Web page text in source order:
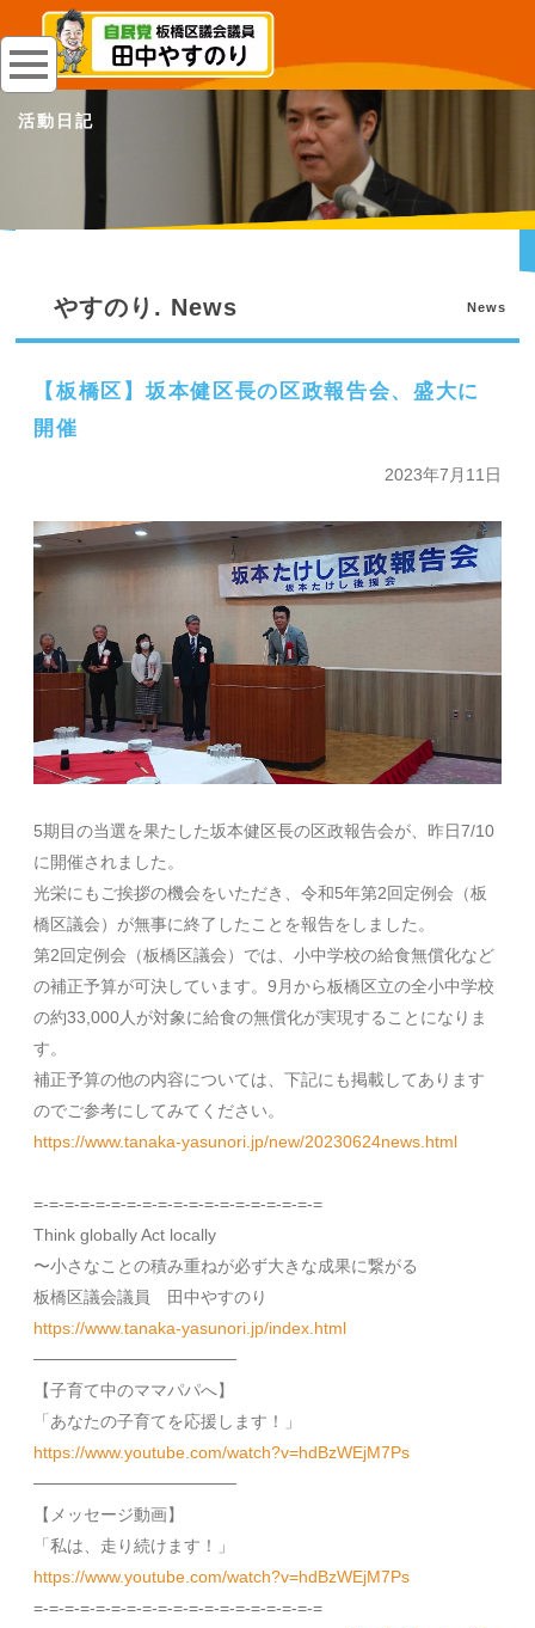
活動日記
やすのり. News News
【板橋区】坂本健区長の区政報告会、盛大に
開催
2023年7月11日
5期目の当選を果たした坂本健区長の区政報告会が、昨日7/10
に開催されました。
光栄にもご挨拶の機会をいただき、令和5年第2回定例会（板
橋区議会）が無事に終了したことを報告をしました。
第2回定例会（板橋区議会）では、小中学校の給食無償化など
の補正予算が可決しています。9月から板橋区立の全小中学校
の約33,000人が対象に給食の無償化が実現することになりま
す。
補正予算の他の内容については、下記にも掲載してあります
のでご参考にしてみてください。
https://www.tanaka-yasunori.jp/new/20230624news.html
=-=-=-=-=-=-=-=-=-=-=-=-=-=-=-=-=-=-=
Think globally Act locally
〜小さなことの積み重ねが必ず大きな成果に繋がる
板橋区議会議員 田中やすのり
https://www.tanaka-yasunori.jp/index.html
─────────────────
【子育て中のママパパへ】
「あなたの子育てを応援します！」
https://www.youtube.com/watch?v=hdBzWEjM7Ps
─────────────────
【メッセージ動画】
「私は、走り続けます！」
https://www.youtube.com/watch?v=hdBzWEjM7Ps
=-=-=-=-=-=-=-=-=-=-=-=-=-=-=-=-=-=-=